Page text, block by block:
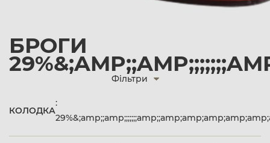
БРОГИ
Фільтри
КОЛОДКА
: